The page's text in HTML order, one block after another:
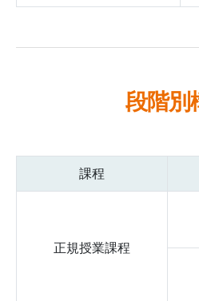
段階別
課程
正規授業課程